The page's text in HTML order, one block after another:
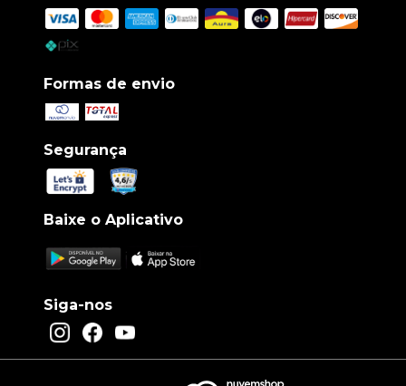
Formas de envio
Segurança
Baixe o Aplicativo
Siga-nos